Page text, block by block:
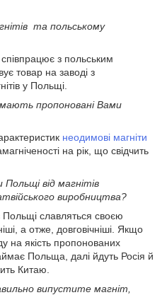
та польському
з польським
товар на заводі з
у Польщі.
пропоновані Вами
неодимові магніти
на рік, що свідчить
від магнітів
виробництва?
Польщі славляться своєю
а отже, довговічніші. Якщо
на якість пропонованих
Польща, далі йдуть Росія й
Китаю.
випустите магніт,